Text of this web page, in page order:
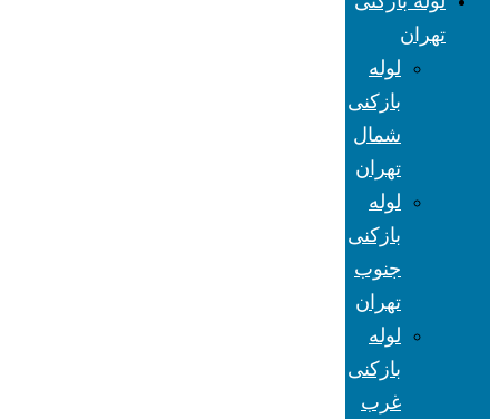
تهران
لوله
بازکنی
شمال
تهران
لوله
بازکنی
جنوب
تهران
لوله
بازکنی
غرب